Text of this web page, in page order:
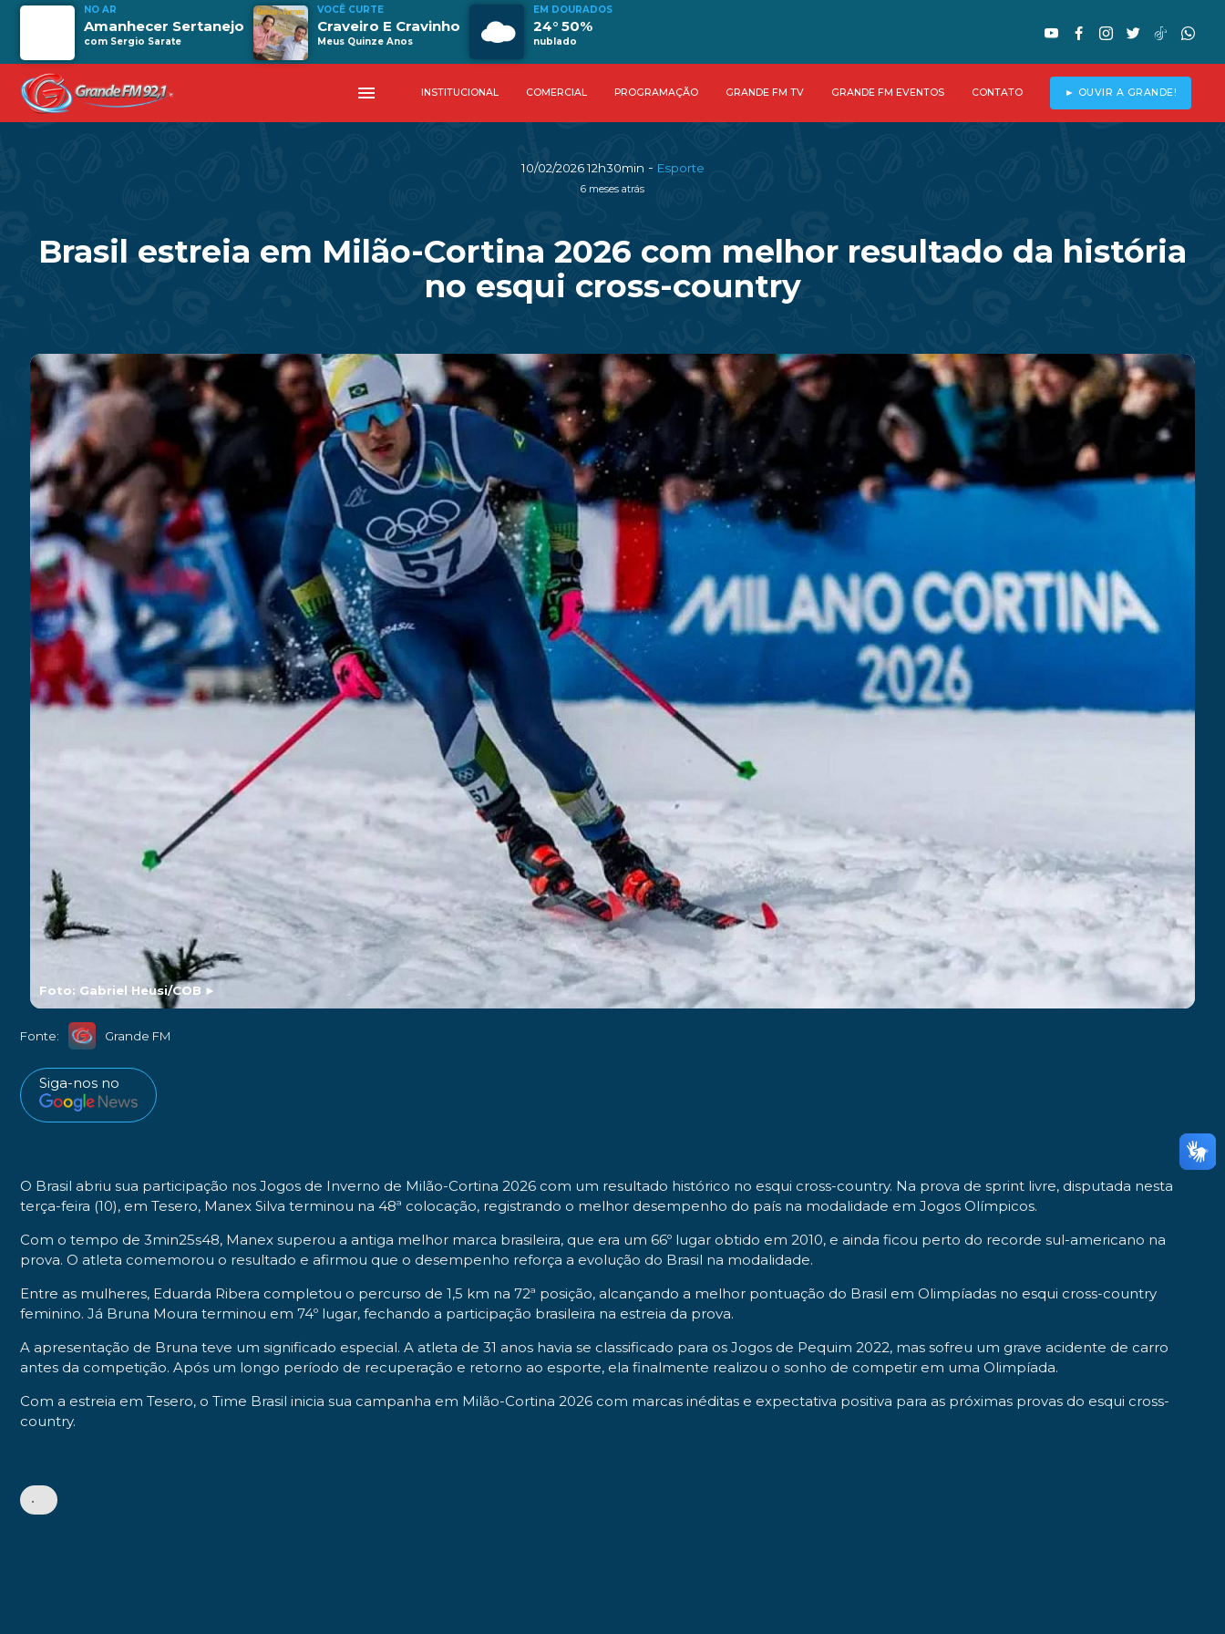
NO AR
Amanhecer Sertanejo
com Sergio Sarate
VOCÊ CURTE
Craveiro E Cravinho
Meus Quinze Anos
EM DOURADOS
24° 50%
nublado
menu INSTITUCIONAL COMERCIAL PROGRAMAÇÃO GRANDE FM TV GRANDE FM EVENTOS CONTATO ► OUVIR A GRANDE!
10/02/2026 12h30min - Esporte
6 meses atrás
Brasil estreia em Milão-Cortina 2026 com melhor resultado da história
no esqui cross-country
Foto: Gabriel Heusi/COB ►
Fonte: Grande FM
Siga-nos no
O Brasil abriu sua participação nos Jogos de Inverno de Milão-Cortina 2026 com um resultado histórico no esqui cross-country. Na prova de sprint livre, disputada nesta
terça-feira (10), em Tesero, Manex Silva terminou na 48ª colocação, registrando o melhor desempenho do país na modalidade em Jogos Olímpicos.
Com o tempo de 3min25s48, Manex superou a antiga melhor marca brasileira, que era um 66º lugar obtido em 2010, e ainda ficou perto do recorde sul-americano na
prova. O atleta comemorou o resultado e afirmou que o desempenho reforça a evolução do Brasil na modalidade.
Entre as mulheres, Eduarda Ribera completou o percurso de 1,5 km na 72ª posição, alcançando a melhor pontuação do Brasil em Olimpíadas no esqui cross-country
feminino. Já Bruna Moura terminou em 74º lugar, fechando a participação brasileira na estreia da prova.
A apresentação de Bruna teve um significado especial. A atleta de 31 anos havia se classificado para os Jogos de Pequim 2022, mas sofreu um grave acidente de carro
antes da competição. Após um longo período de recuperação e retorno ao esporte, ela finalmente realizou o sonho de competir em uma Olimpíada.
Com a estreia em Tesero, o Time Brasil inicia sua campanha em Milão-Cortina 2026 com marcas inéditas e expectativa positiva para as próximas provas do esqui cross-
country.
•